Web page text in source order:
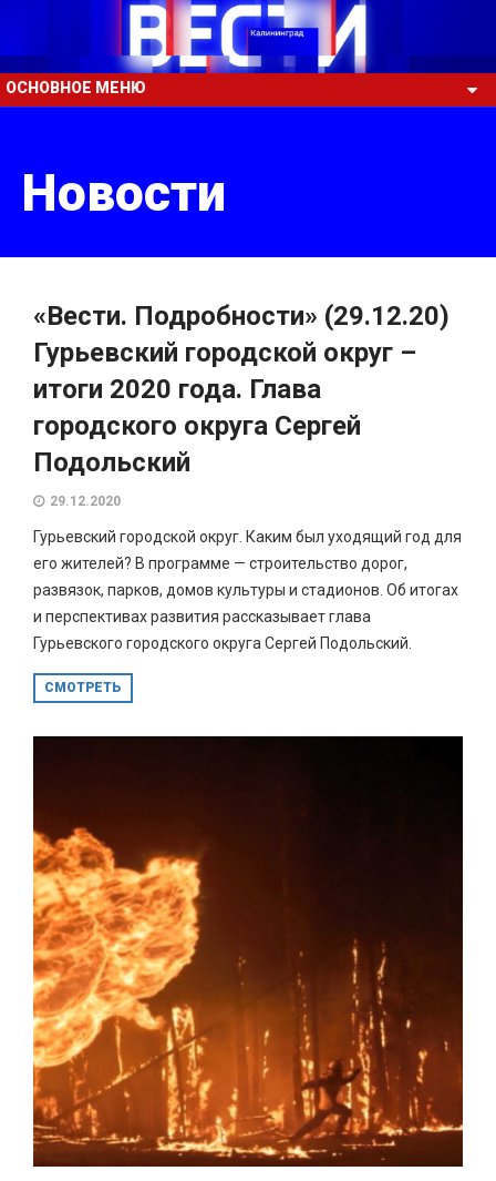
ОСНОВНОЕ МЕНЮ
Новости
«Вести. Подробности» (29.12.20)
Гурьевский городской округ –
итоги 2020 года. Глава
городского округа Сергей
Подольский
29.12.2020
Гурьевский городской округ. Каким был уходящий год для
его жителей? В программе — строительство дорог,​
развязок, парков, домов культуры и стадионов. Об итогах
и перспективах развития рассказывает глава
Гурьевского городского округа Сергей Подольский.
СМОТРЕТЬ